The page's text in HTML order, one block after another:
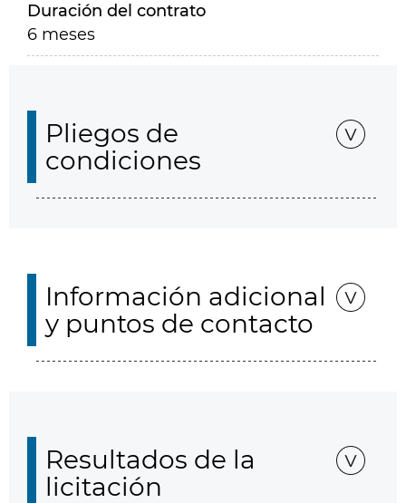
Duración del contrato
6 meses
Pliegos de
condiciones
Información adicional
y puntos de contacto
Resultados de la
licitación